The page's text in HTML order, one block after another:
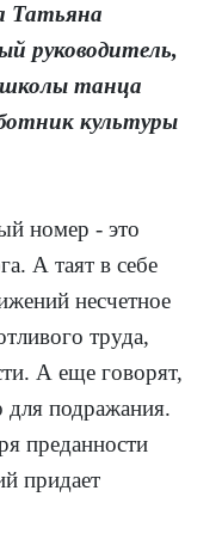
Татьяна
руководитель,
школы танца
культуры
номер - это
А таят в себе
несчетное
труда,
А еще говорят,
подражания.
преданности
придает